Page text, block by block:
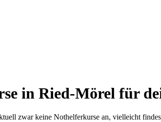
in Ried-Mörel für
zwar keine Nothelferkurse an, vielleicht